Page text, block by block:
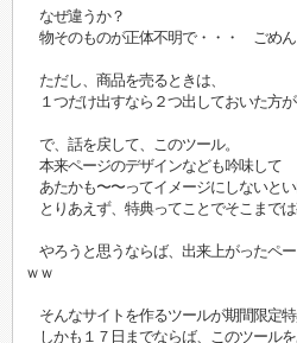
なぜ違うか？
物そのものが正体不明で・・・ ごめん
ただし、商品を売るときは、
１つだけ出すなら２つ出しておいた方が
で、話を戻して、このツール。
本来ページのデザインなども吟味して
あたかも〜〜ってイメージにしないと
とりあえず、特典ってことでそこまで
やろうと思うならば、出来上がったペ
ｗｗ
そんなサイトを作るツールが期間限定特
しかも１７日までならば、このツール